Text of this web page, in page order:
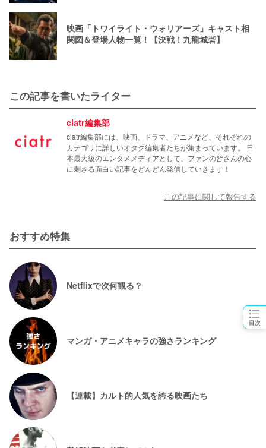
目次
映画「トワイライト・ウォリアーズ」キャスト相
関図＆登場人物一覧！【決戦！九龍城砦】
この記事を書いたライター
ciatr編集部
ciatr編集部には、映画、ドラマ、アニメなど、それぞれの
カテゴリに詳しいオタク編集者たちが集まっています。 日
本最大級のエンタメメディアとして、ファンの皆さんの心
に刺さる面白い記事をどんどん発信していきます！
この記事に関して報告する
おすすめ特集
Netflixで次何観る？
マンガ・アニメキャラの強さランキング
【連載】カルト的人気を誇る映画たち